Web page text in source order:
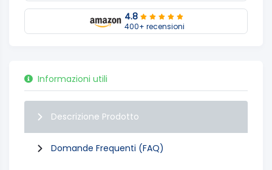
4.8
400+ recensioni
Informazioni utili
Descrizione Prodotto
Domande Frequenti (FAQ)